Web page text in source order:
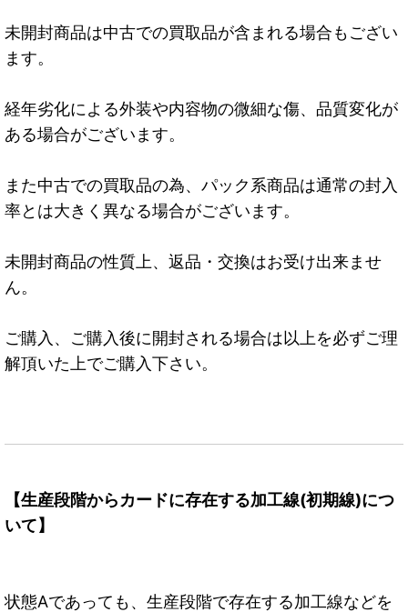
未開封商品は中古での買取品が含まれる場合もござい
ます。
経年劣化による外装や内容物の微細な傷、品質変化が
ある場合がございます。
また中古での買取品の為、パック系商品は通常の封入
率とは大きく異なる場合がございます。
未開封商品の性質上、返品・交換はお受け出来ませ
ん。
ご購入、ご購入後に開封される場合は以上を必ずご理
解頂いた上でご購入下さい。
【生産段階からカードに存在する加工線(初期線)につ
いて】
状態Aであっても、生産段階で存在する加工線などを